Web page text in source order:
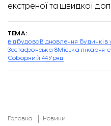
екстреної та швидкої
ТЕМА:
відбудоваВідновлення
Зестафонська 8Міська лікарня
Соборний 44Уряд
Головна Новини